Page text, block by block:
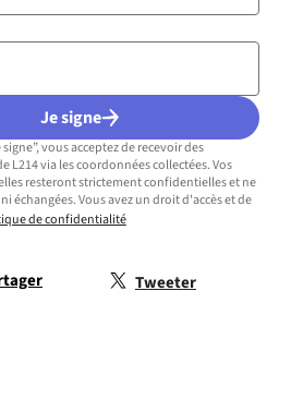
Je signe
vous acceptez de recevoir des
L214 via les coordonnées collectées. Vos
resteront strictement confidentielles et ne
échangées. Vous avez un droit d'accès et de
de confidentialité
Tweeter